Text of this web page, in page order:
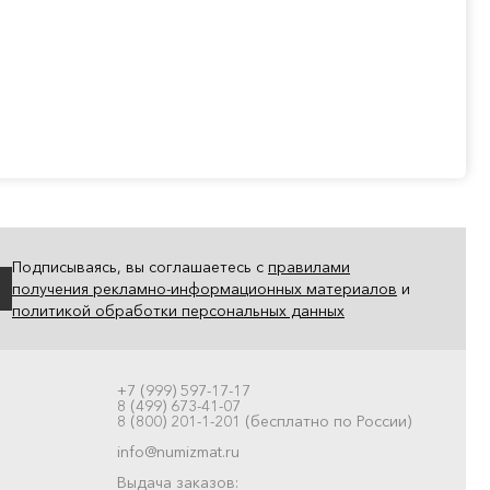
Подписываясь, вы соглашаетесь с правилами
получения рекламно-информационных материалов и
политикой обработки персональных данных
+7 (999) 597-17-17
8 (499) 673-41-07
8 (800) 201-1-201 (бесплатно по России)
info@numizmat.ru
Выдача заказов: